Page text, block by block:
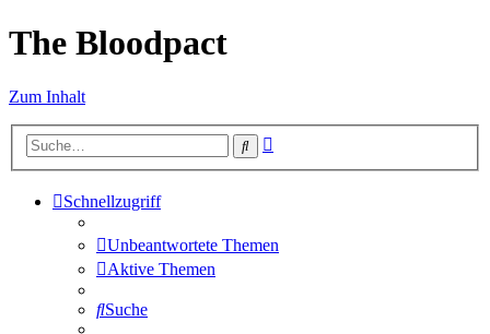
The Bloodpact
Zum Inhalt
Suche
Schnellzugriff
Unbeantwortete Themen
Aktive Themen
Suche